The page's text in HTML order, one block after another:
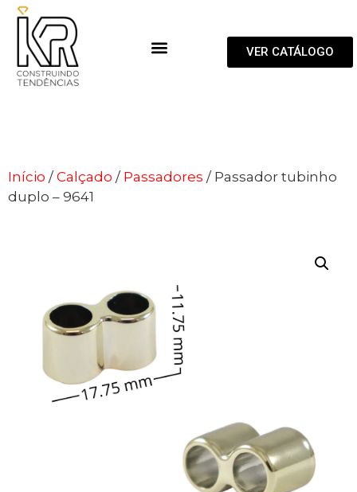
VER CATÁLOGO
Início /Calçado / Passadores / Passador tubinho
duplo – 9641